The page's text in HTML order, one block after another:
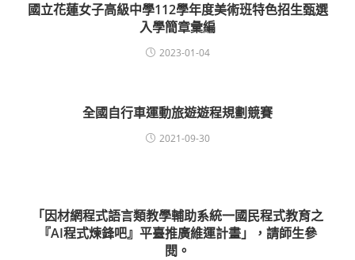
國立花蓮女子高級中學112學年度美術班特色招生甄選
入學簡章彙編
2023-01-04
全國自行車運動旅遊遊程規劃競賽
2021-09-30
「因材網程式語言類教學輔助系統一國民程式教育之
『AI程式煉鋒吧』平臺推廣維運計畫」，請師生參
閱。